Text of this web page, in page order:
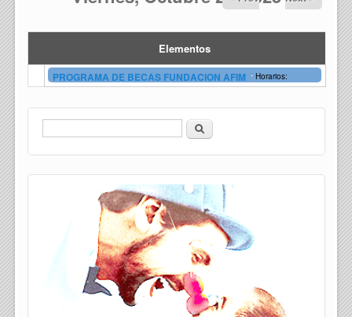
Elementos
PROGRAMA DE BECAS FUNDACION AFIM - Horarios:
Formulario de búsqueda
Buscar